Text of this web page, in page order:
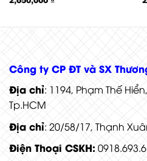
Công ty CP ĐT và SX
Địa chỉ: 1194, Phạm Thế
Tp.HCM
Địa chỉ: 20/58/17, Thạnh
Điện Thoại CSKH: